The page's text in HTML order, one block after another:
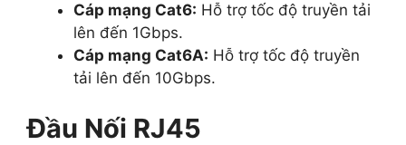
Cáp mạng Cat6: Hỗ trợ tốc độ truyền tải
lên đến 1Gbps.
Cáp mạng Cat6A: Hỗ trợ tốc độ truyền
tải lên đến 10Gbps.
Đầu Nối RJ45